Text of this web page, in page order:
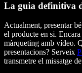
La guia definitiva
Actualment, presentar
el producte en si.
màrqueting amb vídeo.
presentacions? Serveix
transmetre el missatge